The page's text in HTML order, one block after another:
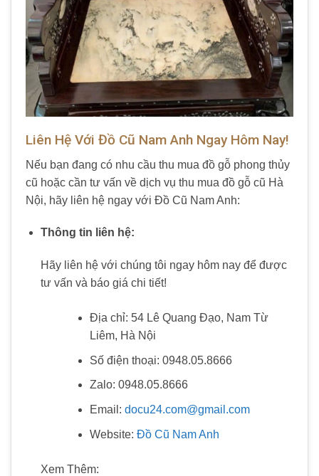
Liên Hệ Với Đồ Cũ Nam Anh Ngay Hôm Nay!
Nếu bạn đang có nhu cầu thu mua đồ gỗ phong thủy
cũ hoặc cần tư vấn về dịch vụ thu mua đồ gỗ cũ Hà
Nội, hãy liên hệ ngay với Đồ Cũ Nam Anh:
Thông tin liên hệ:
Hãy liên hệ với chúng tôi ngay hôm nay để được
tư vấn và báo giá chi tiết!
Địa chỉ: 54 Lê Quang Đạo, Nam Từ
Liêm, Hà Nội
Số điện thoại: 0948.05.8666
Zalo: 0948.05.8666
Email: docu24.com@gmail.com
Website: Đồ Cũ Nam Anh
Xem Thêm: